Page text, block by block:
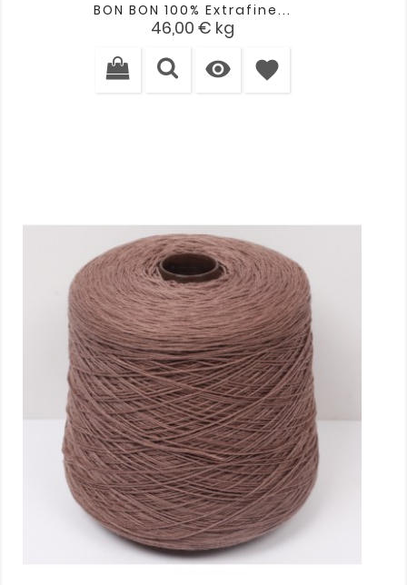
BON BON 100% Extrafine...
Cena
46,00 € kg
 favorite